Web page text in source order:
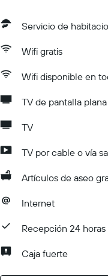
Servicio de
Wifi gratis
Wifi disponible en
TV de pantalla plana
TV
TV por cable o vía
Artículos de aseo
Internet
Recepción 24 horas
Caja fuerte